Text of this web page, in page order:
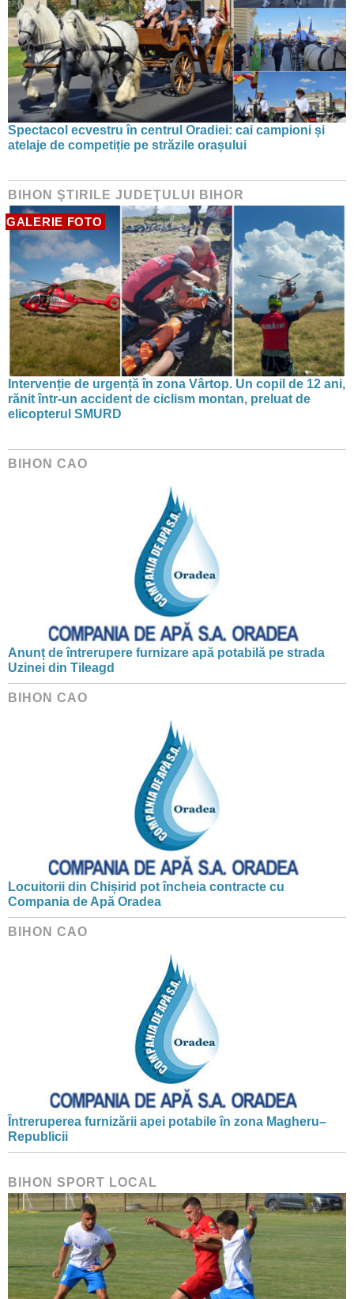
Spectacol ecvestru în centrul Oradiei: cai campioni și
atelaje de competiție pe străzile orașului
BIHON ŞTIRILE JUDEŢULUI BIHOR
GALERIE FOTO
Intervenție de urgență în zona Vârtop. Un copil de 12 ani,
rănit într-un accident de ciclism montan, preluat de
elicopterul SMURD
BIHON CAO
Anunț de întrerupere furnizare apă potabilă pe strada
Uzinei din Tileagd
BIHON CAO
Locuitorii din Chișirid pot încheia contracte cu
Compania de Apă Oradea
BIHON CAO
Întreruperea furnizării apei potabile în zona Magheru–
Republicii
BIHON SPORT LOCAL